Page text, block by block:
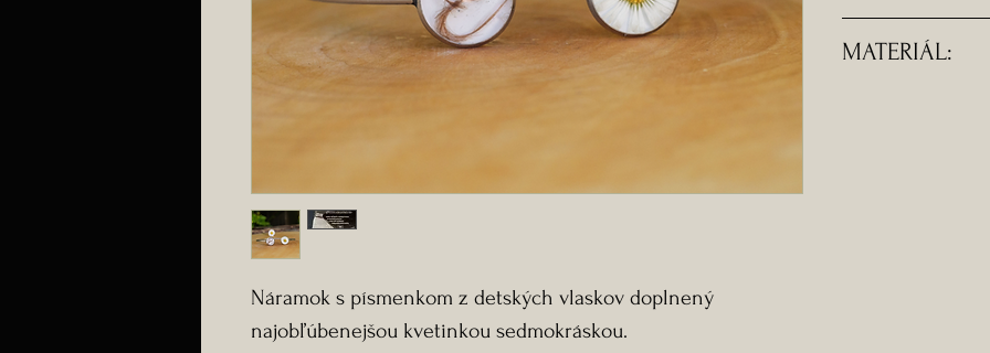
Náramok s písmenkom z detských vlaskov doplnený
najobľúbenejšou kvetinkou sedmokráskou.
- Oceľový
nastaviteľný.
MATERIÁL: